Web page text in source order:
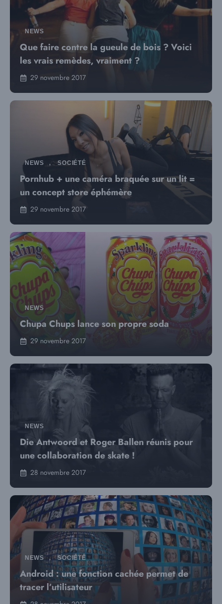
NEWS
Que faire contre la gueule de bois ? Voici
les vrais remèdes, vraiment ?
29 novembre 2017
NEWS , SOCIÉTÉ
Pornhub + une caméra braquée sur un lit =
un concept store éphémère
29 novembre 2017
NEWS
Chupa Chups lance son propre soda
29 novembre 2017
NEWS
Die Antwoord et Roger Ballen réunis pour
une collaboration de skate !
28 novembre 2017
NEWS , SOCIÉTÉ
Android : une fonction cachée permet de
tracer l’utilisateur